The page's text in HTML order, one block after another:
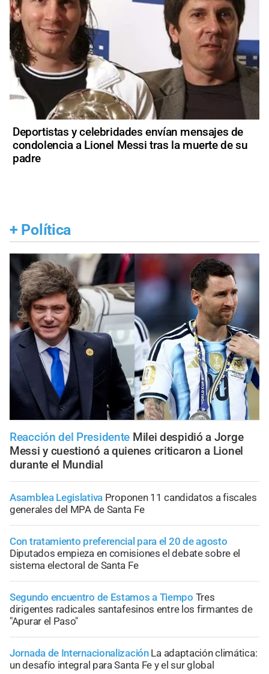
Deportistas y celebridades envían mensajes de
condolencia a Lionel Messi tras la muerte de su
padre
+ Política
Reacción del Presidente Milei despidió a Jorge
Messi y cuestionó a quienes criticaron a Lionel
durante el Mundial
Asamblea Legislativa Proponen 11 candidatos a fiscales
generales del MPA de Santa Fe
Con tratamiento preferencial para el 20 de agosto
Diputados empieza en comisiones el debate sobre el
sistema electoral de Santa Fe
Segundo encuentro de Estamos a Tiempo Tres
dirigentes radicales santafesinos entre los firmantes de
"Apurar el Paso"
Jornada de Internacionalización La adaptación climática:
un desafío integral para Santa Fe y el sur global